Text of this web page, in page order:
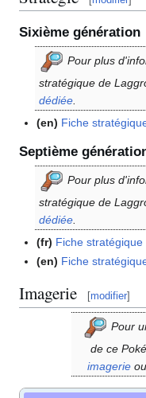
Sixième génération
Pour plus
stratégique de
dédiée
(en) Fiche
Septième
Pour plus
stratégique de
dédiée
(fr) Fiche
(en) Fiche
Imagerie [modifier]
Pour
de ce
imagerie